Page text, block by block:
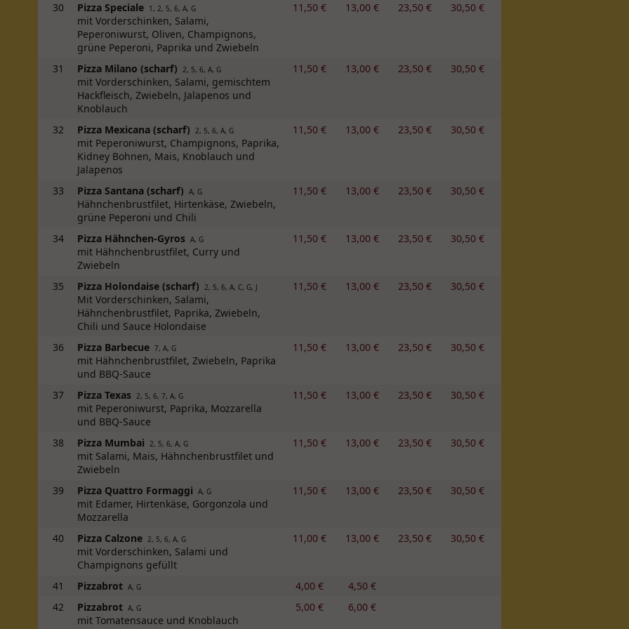
30
11,50 € 13,00 € 23,50 € 30,50 €
Pizza Speciale 1, 2, 5, 6, A, G
mit Vorderschinken, Salami,
Peperoniwurst, Oliven, Champignons,
grüne Peperoni, Paprika und Zwiebeln
31
11,50 € 13,00 € 23,50 € 30,50 €
Pizza Milano (scharf) 2, 5, 6, A, G
mit Vorderschinken, Salami, gemischtem
Hackfleisch, Zwiebeln, Jalapenos und
Knoblauch
32
11,50 € 13,00 € 23,50 € 30,50 €
Pizza Mexicana (scharf) 2, 5, 6, A, G
mit Peperoniwurst, Champignons, Paprika,
Kidney Bohnen, Mais, Knoblauch und
Jalapenos
33
11,50 € 13,00 € 23,50 € 30,50 €
Pizza Santana (scharf) A, G
Hähnchenbrustfilet, Hirtenkäse, Zwiebeln,
grüne Peperoni und Chili
34
11,50 € 13,00 € 23,50 € 30,50 €
Pizza Hähnchen-Gyros A, G
mit Hähnchenbrustfilet, Curry und
Zwiebeln
35
11,50 € 13,00 € 23,50 € 30,50 €
Pizza Holondaise (scharf) 2, 5, 6, A, C, G, J
Mit Vorderschinken, Salami,
Hähnchenbrustfilet, Paprika, Zwiebeln,
Chili und Sauce Holondaise
36
11,50 € 13,00 € 23,50 € 30,50 €
Pizza Barbecue 7, A, G
mit Hähnchenbrustfilet, Zwiebeln, Paprika
und BBQ-Sauce
37
11,50 € 13,00 € 23,50 € 30,50 €
Pizza Texas 2, 5, 6, 7, A, G
mit Peperoniwurst, Paprika, Mozzarella
und BBQ-Sauce
38
11,50 € 13,00 € 23,50 € 30,50 €
Pizza Mumbai 2, 5, 6, A, G
mit Salami, Mais, Hähnchenbrustfilet und
Zwiebeln
39
11,50 € 13,00 € 23,50 € 30,50 €
Pizza Quattro Formaggi A, G
mit Edamer, Hirtenkäse, Gorgonzola und
Mozzarella
40
11,00 € 13,00 € 23,50 € 30,50 €
Pizza Calzone 2, 5, 6, A, G
mit Vorderschinken, Salami und
Champignons gefüllt
41
4,00 € 4,50 €
Pizzabrot A, G
42 5,00 € 6,00 €
Pizzabrot A, G
mit Tomatensauce und Knoblauch